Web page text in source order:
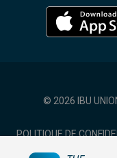
© 2026 IBU
POLITIQUE DE